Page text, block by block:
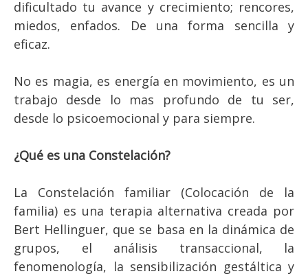
dificultado tu avance y crecimiento; rencores,
miedos, enfados. De una forma sencilla y
eficaz.
No es magia, es energía en movimiento, es un
trabajo desde lo mas profundo de tu ser,
desde lo psicoemocional y para siempre.
¿Qué es una Constelación?
La Constelación familiar (Colocación de la
familia) es una terapia alternativa creada por
Bert Hellinguer, que se basa en la dinámica de
grupos, el análisis transaccional, la
fenomenología, la sensibilización gestáltica y